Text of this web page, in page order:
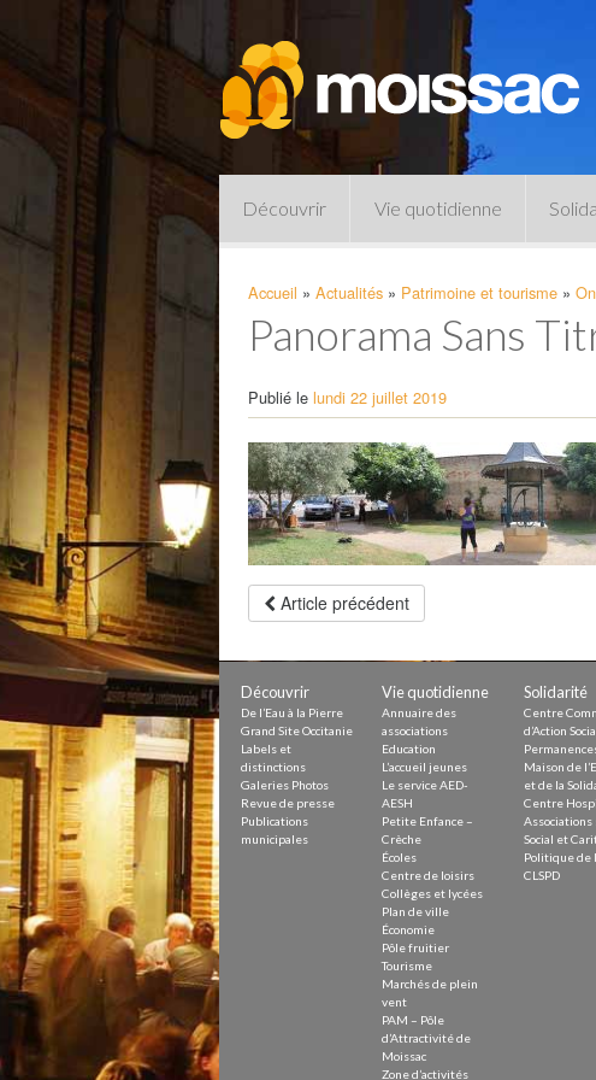
Découvrir Vie quotidienne
Pharmacies de garde
Petite Enfance – Crèche
Écoles
Centre de loisirs
Collèges et lycées
Le service AED-AESH
Pôle fruitier
Tourisme
Marchés de plein vent
PAM – Pôle d’Attractivité de Moissac
Zones d’activités économiques
Animations du centre-ville
Annuaire des commerces
Démarchage
Urbanisme
Environnement développement durable
Déchets
Eau
Prévention des risques
Crues
CLSPD
Violences
Accueil » Actualités » Patrimoine et tourisme »
Panorama Sans
Publié le lundi 22 juillet 2019
Article précédent
Découvrir
De l’Eau à la Pierre
Grand Site Occitanie
Labels et
distinctions
Galeries Photos
Revue de presse
Publications
municipales
Vie quotidienne
Annuaire des
associations
Education
L’accueil jeunes
Le service AED-
AESH
Petite Enfance –
Crèche
Écoles
Centre de loisirs
Collèges et lycées
Plan de ville
Économie
Pôle fruitier
Tourisme
Marchés de plein
vent
PAM – Pôle
d’Attractivité de
Moissac
Zone d’activités
Solidarité
Centre
d’Action
Maison de
et de la
Centre
Associations
Social et
Politique de
CLSPD